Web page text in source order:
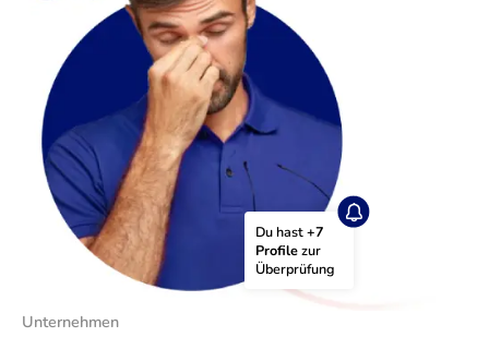
Du hast +7
Profile zur
Überprüfung
Unternehmen